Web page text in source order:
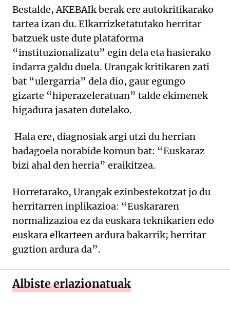
Bestalde, AKEBAIk berak ere autokritikarako
tartea izan du. Elkarrizketatutako herritar
batzuek uste dute plataforma
“instituzionalizatu” egin dela eta hasierako
indarra galdu duela. Urangak kritikaren zati
bat “ulergarria” dela dio, gaur egungo
gizarte “hiperazeleratuan” talde ekimenek
higadura jasaten dutelako.
Hala ere, diagnosiak argi utzi du herrian
badagoela norabide komun bat: “Euskaraz
bizi ahal den herria” eraikitzea.
Horretarako, Urangak ezinbestekotzat jo du
herritarren inplikazioa: “Euskararen
normalizazioa ez da euskara teknikarien edo
euskara elkarteen ardura bakarrik; herritar
guztion ardura da”.
Albiste erlazionatuak